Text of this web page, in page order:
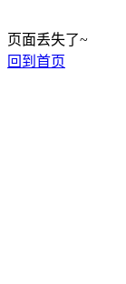
页面丢失了~
回到首页